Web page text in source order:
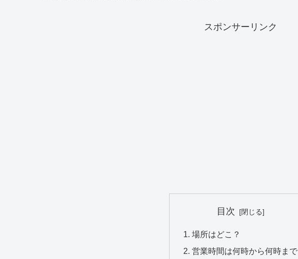
スポンサーリンク
目次
場所はどこ？
営業時間は何時から何時まで